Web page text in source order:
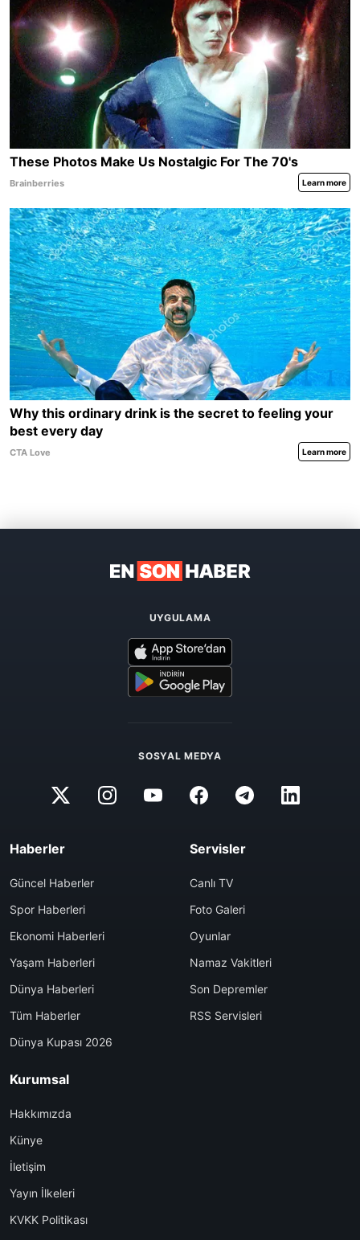
UYGULAMA
SOSYAL MEDYA
Haberler
Güncel Haberler
Spor Haberleri
Ekonomi Haberleri
Yaşam Haberleri
Dünya Haberleri
Tüm Haberler
Dünya Kupası 2026
Servisler
Canlı TV
Foto Galeri
Oyunlar
Namaz Vakitleri
Son Depremler
RSS Servisleri
Kurumsal
Hakkımızda
Künye
İletişim
Yayın İlkeleri
KVKK Politikası